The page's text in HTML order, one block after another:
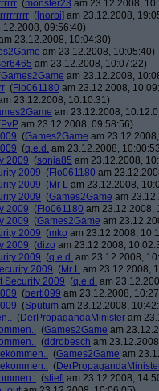
(monster23 am 23.12.2008,
([norbi] am 23.12.2008,
09:56:40)
23.12.2008, 10:04:30)
am 23.12.2008, 10:05:40)
am 23.12.2008, 10:07:22)
Games2Game am 23.12.2008,
(Flo061180 am 23.12.2008,
23.12.2008, 10:10:31)
am 23.12.2008,
PvP am 23.12.2008, 09:58:56)
(Games2Game am
(q.e.d. am 23.12.2008,
2009 (sonja85 am 23.12.2008,
2009 (Flo061180 am
2009 (Mr L am 23.12.2008,
2009 (Games2Game am
2009 (Flo061180 am 23.12.2008,
2009 (Games2Game am
2009 (mko am 23.12.2008,
2009 (dizo am 23.12.2008,
2009 (q.e.d. am 23.12.2008,
2009 (Mr L am 23.12.2008,
Security 2009 (q.e.d. am
(bertl099 am 23.12.2008,
(Sputum am 23.12.2008,
(DerPropagandaMinister am
(Games2Game am
(ddrobesch am
(Games2Game am
(
(stiefl am 23.12.2008,